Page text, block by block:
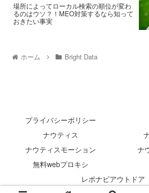
場所によってローカル検索の順位が変わ
るのはウソ？！MEO対策するなら知って
おきたい事実
ホーム Bright Data
プライバシーポリシー
ナウティス
ナウティスモーション
ナ
無料webプロキシ
レポナビアウトドア